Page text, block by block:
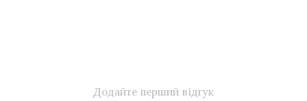
Додайте перший відгук